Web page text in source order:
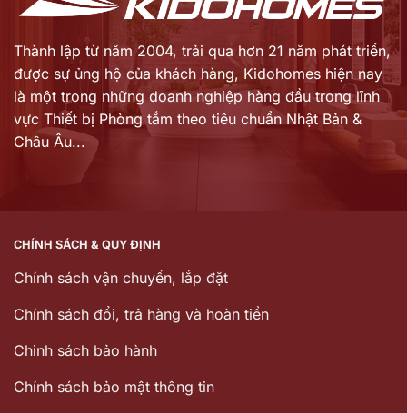
Thành lập từ năm 2004, trải qua hơn 21 năm phát triển,
được sự ủng hộ của khách hàng, Kidohomes hiện nay
là một trong những doanh nghiệp hàng đầu trong lĩnh
vực Thiết bị Phòng tắm theo tiêu chuẩn Nhật Bản &
Châu Âu...
CHÍNH SÁCH & QUY ĐỊNH
Chính sách vận chuyển, lắp đặt
Chính sách đổi, trả hàng và hoàn tiền
Chinh sách bảo hành
Chính sách bảo mật thông tin